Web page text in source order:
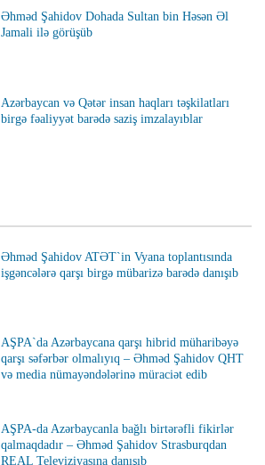
Əhməd Şahidov Dohada Sultan bin Həsən Əl
Jamali ilə görüşüb
Azərbaycan və Qətər insan haqları təşkilatları
birgə fəaliyyət barədə saziş imzalayıblar
Əhməd Şahidov ATƏT`in Vyana toplantısında
işgəncələrə qarşı birgə mübarizə barədə danışıb
AŞPA`da Azərbaycana qarşı hibrid müharibəyə
qarşı səfərbər olmalıyıq – Əhməd Şahidov QHT
və media nümayəndələrinə müraciət edib
AŞPA-da Azərbaycanla bağlı birtərəfli fikirlər
qalmaqdadır – Əhməd Şahidov Strasburqdan
REAL Televiziyasına danışıb